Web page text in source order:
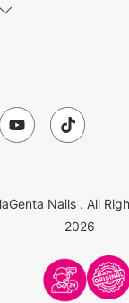
Nails . All
2026